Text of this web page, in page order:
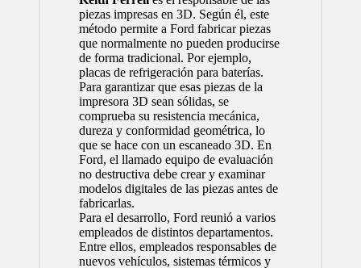
piezas impresas en 3D. Según él, este
método permite a Ford fabricar piezas
que normalmente no pueden producirse
de forma tradicional. Por ejemplo,
placas de refrigeración para baterías.
Para garantizar que esas piezas de la
impresora 3D sean sólidas, se
comprueba su resistencia mecánica,
dureza y conformidad geométrica, lo
que se hace con un escaneado 3D. En
Ford, el llamado equipo de evaluación
no destructiva debe crear y examinar
modelos digitales de las piezas antes de
fabricarlas.
Para el desarrollo, Ford reunió a varios
empleados de distintos departamentos.
Entre ellos, empleados responsables de
nuevos vehículos, sistemas térmicos y